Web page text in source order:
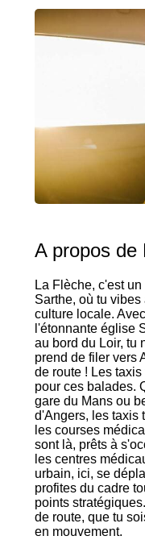
A propos de
La Flèche, c'est
Sarthe, où tu
culture locale.
l'étonnante église
au bord du Loir, tu
prend de filer vers
de route ! Les
pour ces balades.
gare du Mans ou
d'Angers, les taxis
les courses
sont là, prêts à
les centres
urbain, ici, se
profites du cadre
points
de route, que tu
en mouvement.